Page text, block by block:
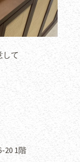
して
20 1階